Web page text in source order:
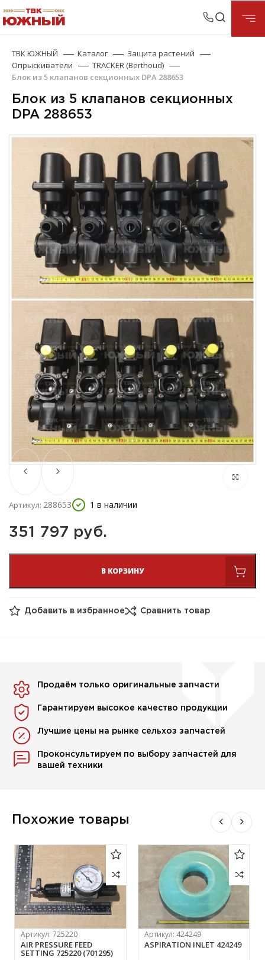
ТВК ЮЖНЫЙ Каталог
Защита растений
Опрыскиватели
TRACKER (Berthoud)
Блок из 5 клапанов секционных DPA 288653
Блок из 5 клапанов секционных
DPA 288653
Артикул: 288653 1 в наличии
351 797 руб.
В КОРЗИНУ
Добавить в избранное Сравнить товар
Продаём только оригинальные запчасти
Гарантируем высокое качество продукции
Лучшие цены на рынке сельхоз запчастей
Проконсультируем по выбору запчастей для
вашей техники
Похожие товары
Артикул:725220
AIR PRESSURE FEED
SETTING 725220 (701295)
Артикул: 424249
ASPIRATION INLET 424249